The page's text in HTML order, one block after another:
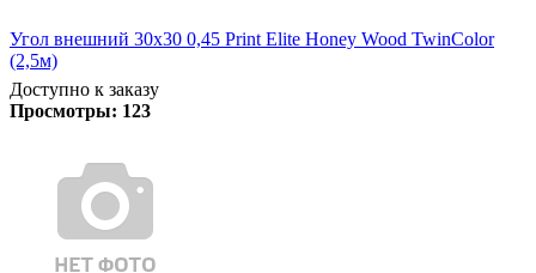
Угол внешний 30х30 0,45 Print Elite Honey Wood TwinColor
(2,5м)
Доступно к заказу
Просмотры: 123